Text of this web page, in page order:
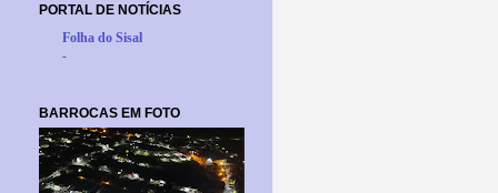
PORTAL DE NOTÍCIAS
Folha do Sisal
-
BARROCAS EM FOTO